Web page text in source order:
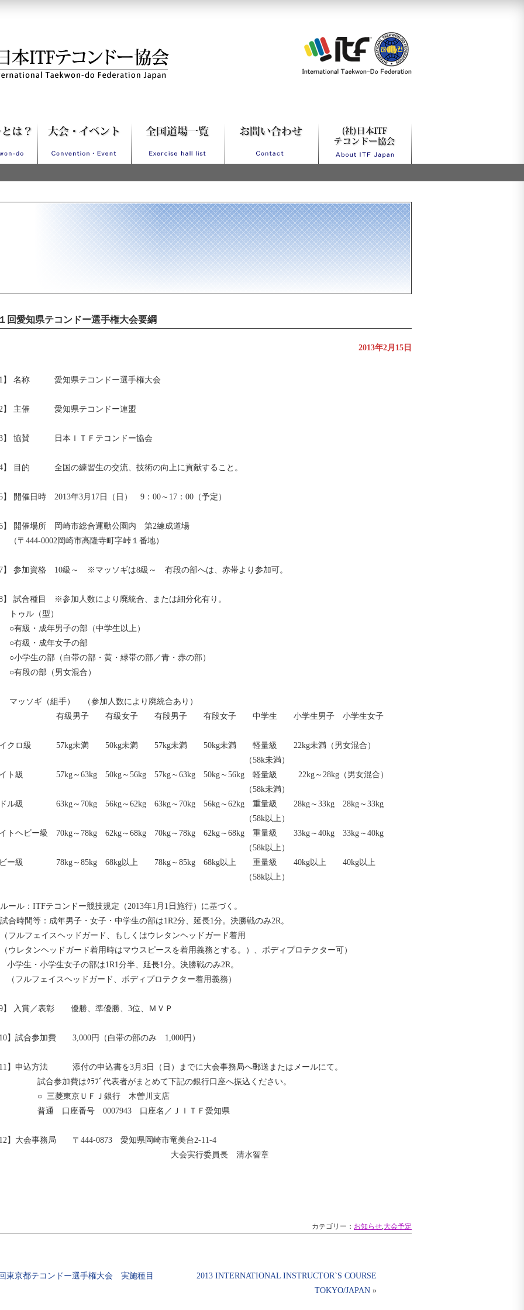
回愛知県テコンドー選手権大会要綱
2013年2月15日
1】 名称　　　愛知県テコンドー選手権大会
2】 主催　　　愛知県テコンドー連盟
3】 協賛　　　日本ＩＴＦテコンドー協会
4】 目的　　　全国の練習生の交流、技術の向上に貢献すること。
5】 開催日時　2013年3月17日（日）　9：00～17：00（予定）
6】 開催場所　岡崎市総合運動公園内　第2練成道場
7】 参加資格　10級～　※マッソギは8級～　有段の部へは、赤帯より参加可。
8】 試合種目　※参加人数により廃統合、または細分化有り。
○有級・成年男子の部（中学生以上）
○有級・成年女子の部
○小学生の部（白帯の部・黄・緑帯の部／青・赤の部）
○有段の部（男女混合）
	マッソギ（組手）　（参加人数により廃統合あり）
級男子　　有級女子　　有段男子　　有段女子　　中学生　　小学生男子　小学生女子
クロ級　　　57kg未満　　50kg未満　　57kg未満　　50kg未満	軽量級　　22kg未満（男女混合）
58k未満）
ト級　　　　57kg～63kg　50kg～56kg　57kg～63kg　50kg～56kg	軽量級	　22kg～28kg（男女混合）
58k未満）
ル級　　　　63kg～70kg　56kg～62kg　63kg～70kg　56kg～62kg	重量級　　28kg～33kg　28kg～33kg
58k以上）
トヘビー級　70kg～78kg　62kg～68kg　70kg～78kg　62kg～68kg	重量級　　33kg～40kg　33kg～40kg
58k以上）
ー級　　　　78kg～85kg　68kg以上　　78kg～85kg　68kg以上　　重量級　　40kg以上　　40kg以上
58k以上）
ルール：ITFテコンドー競技規定（2013年1月1日施行）に基づく。
試合時間等：成年男子・女子・中学生の部は1R2分、延長1分。決勝戦のみ2R。
（フルフェイスヘッドガード、もしくはウレタンヘッドガード着用
（ウレタンヘッドガード着用時はマウスピースを着用義務とする。）、ボディプロテクター可）
学生・小学生女子の部は1R1分半、延長1分。決勝戦のみ2R。
フルフェイスヘッドガード、ボディプロテクター着用義務）
9】 入賞／表彰　　優勝、準優勝、3位、ＭＶＰ
10】試合参加費　　3,000円（白帯の部のみ　1,000円）
11】申込方法　　　添付の申込書を3月3日（日）までに大会事務局へ郵送またはメールにて。
試合参加費はｸﾗﾌﾞ代表者がまとめて下記の銀行口座へ振込ください。
○	三菱東京ＵＦＪ銀行　木曽川支店
普通　口座番号　0007943　口座名／ＪＩＴＦ愛知県
12】大会事務局　　〒444-0873　愛知県岡崎市竜美台2-11-4
会実行委員長　清水智章
カテゴリー： お知らせ,大会予定
東京都テコンドー選手権大会 実施種目
2013 INTERNATIONAL INSTRUCTOR`S COURSE
TOKYO/JAPAN »